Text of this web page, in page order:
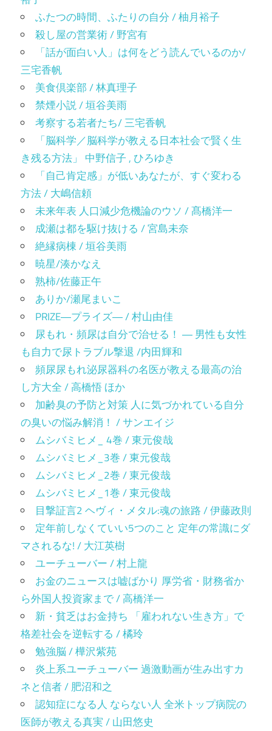
ふたつの時間、ふたりの自分 / 柚月裕子
殺し屋の営業術 / 野宮有
「話が面白い人」は何をどう読んでいるのか/
三宅香帆
美食倶楽部 / 林真理子
禁煙小説 / 垣谷美雨
考察する若者たち/ 三宅香帆
「脳科学／脳科学が教える日本社会で賢く生
き残る方法」 中野信子 , ひろゆき
「自己肯定感」が低いあなたが、すぐ変わる
方法 / 大嶋信頼
未来年表 人口減少危機論のウソ / 髙橋洋一
成瀬は都を駆け抜ける / 宮島未奈
絶縁病棟 / 垣谷美雨
暁星/湊かなえ
熟柿/佐藤正午
ありか/瀬尾まいこ
PRIZE―プライズ― / 村山由佳
尿もれ・頻尿は自分で治せる！ ― 男性も女性
も自力で尿トラブル撃退 /内田輝和
頻尿尿もれ泌尿器科の名医が教える最高の治
し方大全 / 高橋悟 ほか
加齢臭の予防と対策 人に気づかれている自分
の臭いの悩み解消！ / サンエイジ
ムシバミヒメ_ 4巻 / 東元俊哉
ムシバミヒメ_3巻 / 東元俊哉
ムシバミヒメ_2巻 / 東元俊哉
ムシバミヒメ_1巻 / 東元俊哉
目撃証言2 ヘヴィ・メタル:魂の旅路 / 伊藤政則
定年前しなくていい5つのこと 定年の常識にダ
マされるな! / 大江英樹
ユーチューバー / 村上龍
お金のニュースは嘘ばかり 厚労省・財務省か
ら外国人投資家まで / 高橋洋一
新・貧乏はお金持ち 「雇われない生き方」で
格差社会を逆転する / 橘玲
勉強脳 / 樺沢紫苑
炎上系ユーチューバー 過激動画が生み出すカ
ネと信者 / 肥沼和之
認知症になる人 ならない人 全米トップ病院の
医師が教える真実 / 山田悠史